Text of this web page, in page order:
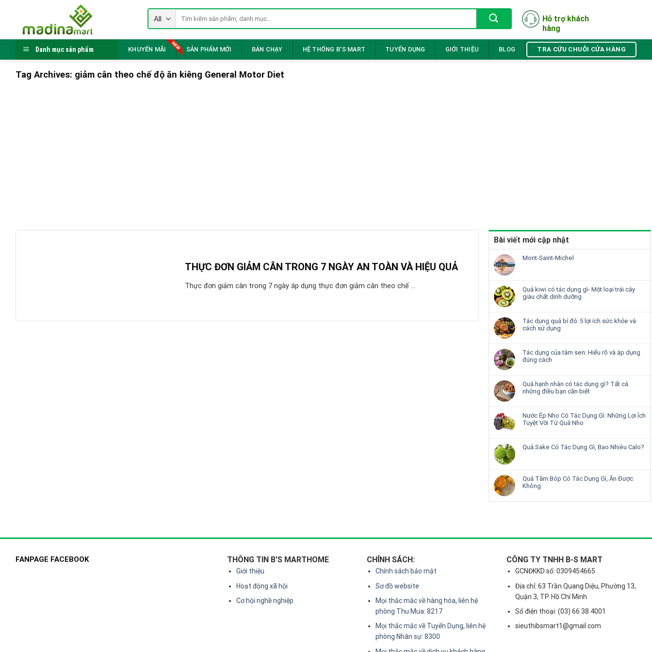
content
Tìm
Hỗ trợ khách
hàng
Danh mục sản phẩm KHUYẾN MÃI SẢN PHẨM MỚI BÁN CHẠY HỆ THỐNG B’S MART TUYỂN DỤNG GIỚI THIỆU BLOG TRA CỨU CHUỖI CỬA HÀNG
Tag Archives: giảm cân theo chế độ ăn kiêng General Motor Diet
THỰC ĐƠN GIẢM CÂN TRONG 7 NGÀY AN TOÀN VÀ HIỆU QUẢ
Thực đơn giảm cân trong 7 ngày áp dụng thực đơn giảm cân theo chế ...
Bài viết mới cập nhật
Mont-Saint-Michel
Quả kiwi có tác dụng gì- Một loại trái cây
giàu chất dinh dưỡng
Tác dụng quả bí đỏ: 5 lợi ích sức khỏe và
cách sử dụng
Tác dụng của tâm sen: Hiểu rõ và áp dụng
đúng cách
Quả hạnh nhân có tác dụng gì? Tất cả
những điều bạn cần biết
Nước Ép Nho Có Tác Dụng Gì: Những Lợi Ích
Tuyệt Vời Từ Quả Nho
Quả Sake Có Tác Dụng Gì, Bao Nhiêu Calo?
Quả Tầm Bóp Có Tác Dụng Gì, Ăn Được
Không
FANPAGE FACEBOOK THÔNG TIN B'S MARTHOME
Giới thiệu
Hoạt động xã hội
Cơ hội nghề nghiệp
CHÍNH SÁCH:
Chính sách bảo mật
Sơ đồ website
Mọi thắc mắc về hàng hóa, liên hệ
phòng Thu Mua: 8217
Mọi thắc mắc về Tuyển Dụng, liên hệ
phòng Nhân sự: 8300
CÔNG TY TNHH B-S MART
GCNĐKKD số: 0309454665
Địa chỉ: 63 Trần Quang Diệu, Phường 13,
Quận 3, TP. Hồ Chí Minh
Số điện thoại: (03) 66 38 4001
sieuthibsmart1@gmail.com